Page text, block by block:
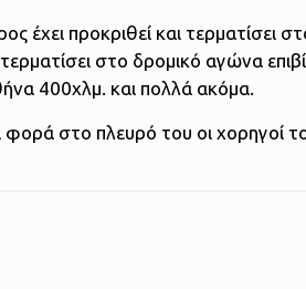
έχει προκριθεί και
στο δρομικό αγώνα
400χλμ. και πολλά ακόμα.
φορά στο πλευρό του οι χορηγοί